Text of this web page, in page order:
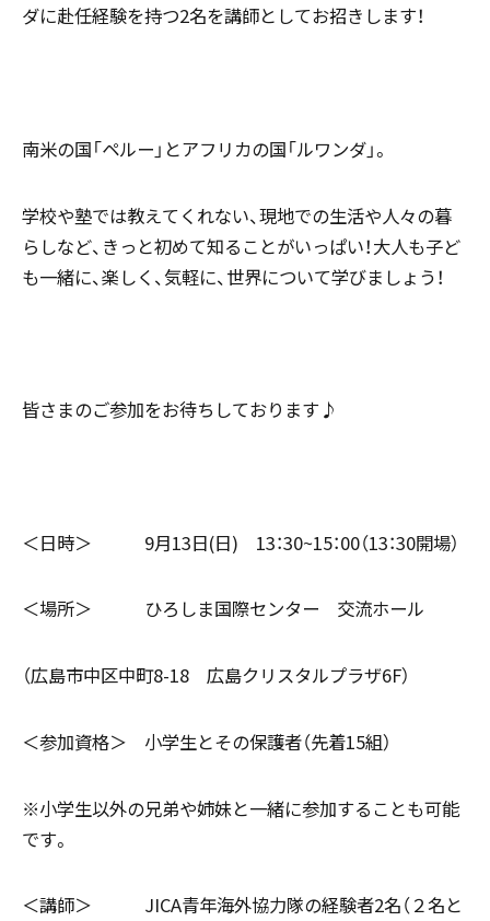
ダに赴任経験を持つ2名を講師としてお招きします！
南米の国「ペルー」とアフリカの国「ルワンダ」。
学校や塾では教えてくれない、現地での生活や人々の暮
らしなど、きっと初めて知ることがいっぱい！大人も子ど
も一緒に、楽しく、気軽に、世界について学びましょう！
皆さまのご参加をお待ちしております♪
＜日時＞ 9月13日(日) 13：30~15：00（13：30開場）
＜場所＞ ひろしま国際センター 交流ホール
（広島市中区中町8-18 広島クリスタルプラザ6F）
＜参加資格＞ 小学生とその保護者（先着15組）
※小学生以外の兄弟や姉妹と一緒に参加することも可能
です。
＜講師＞ JICA青年海外協力隊の経験者2名（２名と